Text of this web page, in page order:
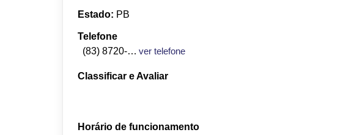
Estado: PB
Telefone
(83) 8720-3886
ver telefone
Classificar e Avaliar
Horário de funcionamento